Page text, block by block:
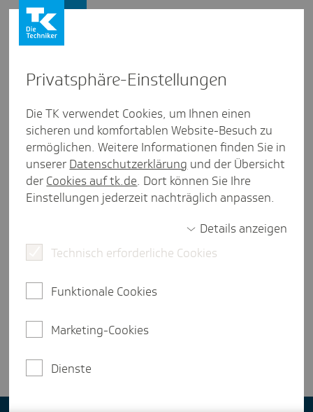
Inno­va­tive Ideen aus Hessen
gesucht!
Artikel aus Hessen
Zusammen mit dem Förderverein für unerkannte
gesundheitswirtschaft rhein-main sucht die TK-
Hochschulen oder Forschungseinrichtungen sowie
auf dem Health Xperience Day pitchen wollen.
Presse und Politik Digitaler Fortschritt
Privat­sphäre-Einstel­lungen
Die TK verwendet Cookies, um Ihnen einen
sicheren und komfortablen Website-Besuch zu
ermöglichen. Weitere Informationen finden Sie in
unserer Datenschutzerklärung und der Übersicht
der Cookies auf tk.de. Dort können Sie Ihre
Einstellungen jederzeit nachträglich anpassen.
Details anzeigen
Technisch erforderliche Cookies
Funktionale Cookies
Marketing-Cookies
Dienste